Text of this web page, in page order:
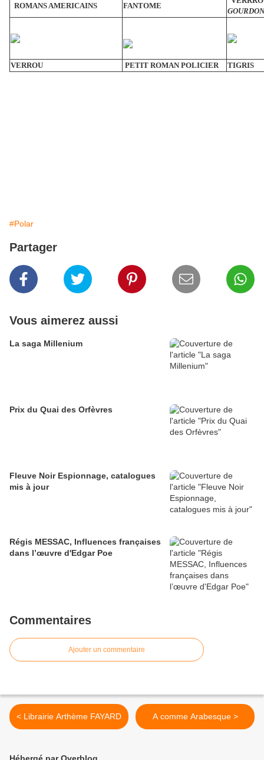
ROMANS AMERICAINS FANTOME
VERROU PETIT ROMAN POLICIER TIGRIS
#Polar
Partager
Vous aimerez aussi
La saga Millenium
Prix du Quai des Orfèvres
Fleuve Noir Espionnage, catalogues
mis à jour
Régis MESSAC, Influences françaises
dans l’œuvre d'Edgar Poe
Commentaires
Ajouter un commentaire
< Librairie Arthème FAYARD A comme Arabesque >